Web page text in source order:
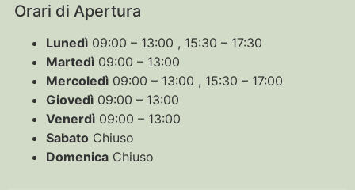
Orari di Apertura
Lunedì 09:00 – 13:00 , 15:30 – 17:30
Martedì 09:00 – 13:00
Mercoledì 09:00 – 13:00 , 15:30 – 17:00
Giovedì 09:00 – 13:00
Venerdì 09:00 – 13:00
Sabato Chiuso
Domenica Chiuso